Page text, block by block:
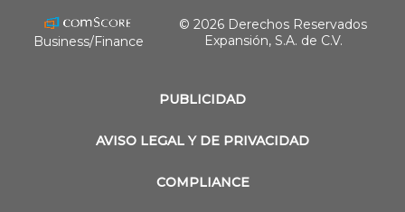
PUBLICIDAD
AVISO LEGAL Y DE PRIVACIDAD
COMPLIANCE
Business/Finance
© 2026 Derechos Reservados
Expansión, S.A. de C.V.